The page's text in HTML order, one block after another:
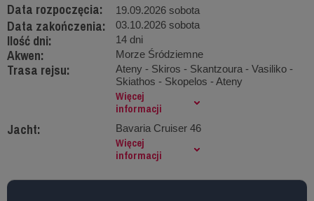
Data rozpoczęcia: 19.09.2026 sobota
Data zakończenia: 03.10.2026 sobota
Ilość dni: 14 dni
Akwen: Morze Śródziemne
Trasa rejsu:
Ateny - Skiros - Skantzoura - Vasiliko -
Skiathos - Skopelos - Ateny
Więcej
informacji
Jacht: Bavaria Cruiser 46
Więcej
informacji